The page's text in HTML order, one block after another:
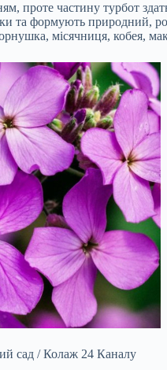
проте частину турбот
та формують природний,
місячниця, кобея,
сад / Колаж 24 Каналу